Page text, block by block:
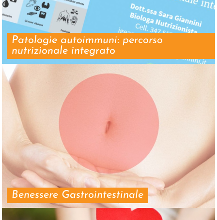
Patologie autoimmuni: percorso
nutrizionale integrato
Benessere Gastrointestinale